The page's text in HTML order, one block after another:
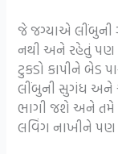
જે જગ્યાએ
નથી અને રહેતું પણ
ટુકડો કાપીને બેડ
લીંબુની સુગંધ અને
ભાગી જશે અને તમે
લવિંગ નાખીને પણ